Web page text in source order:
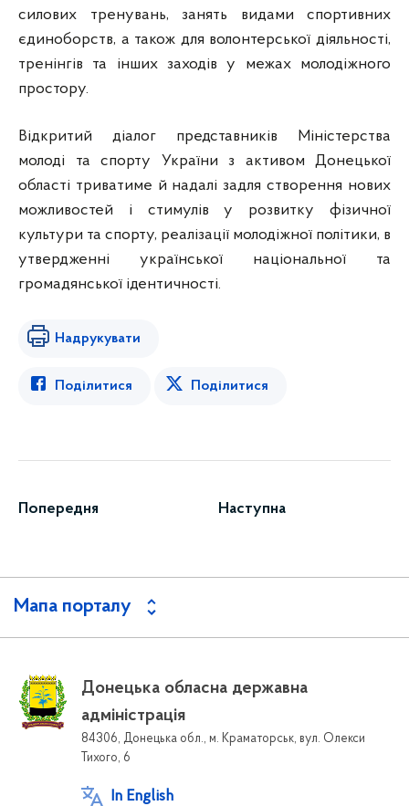
силових тренувань, занять видами спортивних
єдиноборств, а також для волонтерської діяльності,
тренінгів та інших заходів у межах молодіжного
простору.
Відкритий діалог представників Міністерства
молоді та спорту України з активом Донецької
області триватиме й надалі задля створення нових
можливостей і стимулів у розвитку фізичної
культури та спорту, реалізації молодіжної політики, в
утвердженні української національної та
громадянської ідентичності.
Надрукувати
Поділитися Поділитися
Попередня Наступна
Мапа порталу
Донецька обласна державна
адміністрація
84306, Донецька обл., м. Краматорськ, вул. Олекси
Тихого, 6
In English